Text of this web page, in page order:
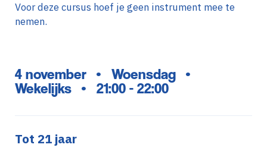
Voor deze cursus hoef je geen instrument mee te
nemen.
4 november • Woensdag •
Wekelijks • 21:00 - 22:00
Tot 21 jaar